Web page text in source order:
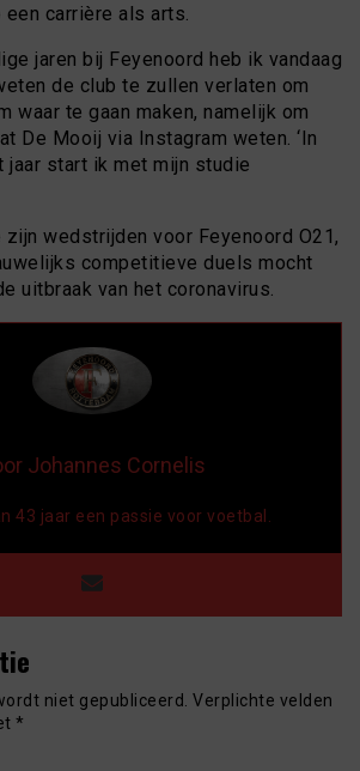
carrière als arts.
jaren bij Feyenoord heb ik vandaag
de club te zullen verlaten om
waar te gaan maken, namelijk om
De Mooij via Instagram weten. ‘In
jaar start ik met mijn studie
wedstrijden voor Feyenoord O21,
competitieve duels mocht
uitbraak van het coronavirus.
Johannes Cornelis
43 jaar een passie voor voetbal.
niet gepubliceerd. Verplichte velden
*